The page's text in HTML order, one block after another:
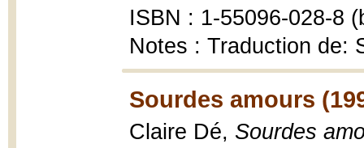
ISBN : 1-55096-028-8
Notes : Traduction de:
Sourdes amours
Claire Dé, Sourdes